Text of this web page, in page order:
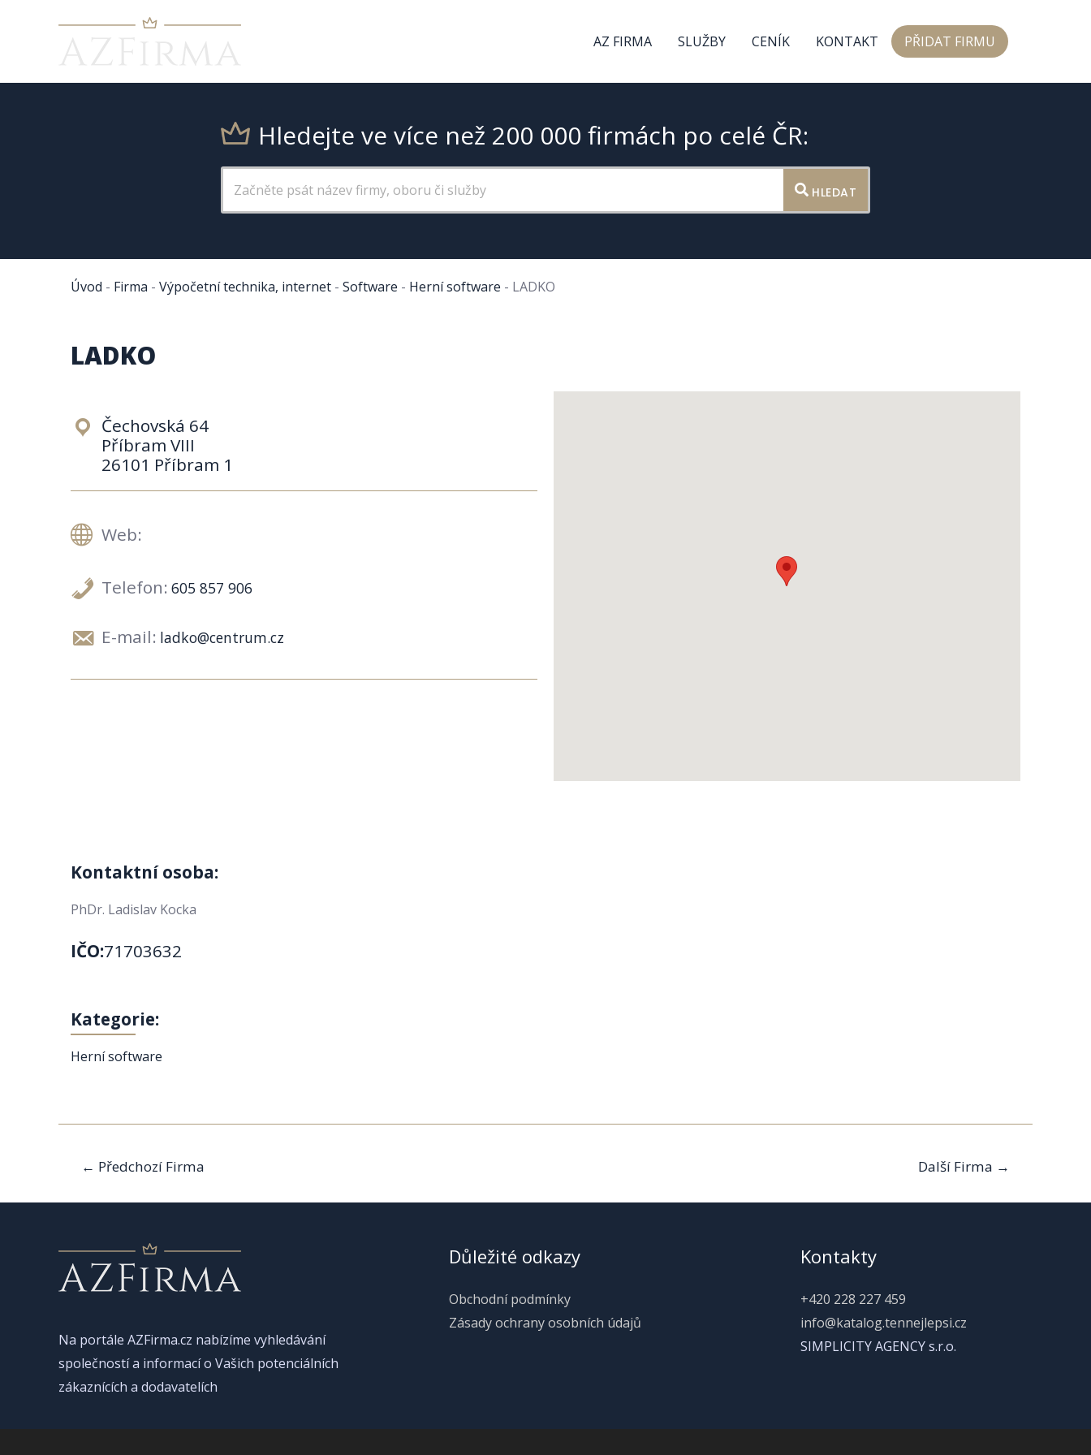
AZ FIRMA SLUŽBY CENÍK KONTAKT PŘIDAT FIRMU
Hledejte ve více než 200 000 firmách po celé ČR:
HLEDAT
Úvod - Firma - Výpočetní technika, internet - Software - Herní software - LADKO
LADKO
Čechovská 64
Příbram VIII
26101 Příbram 1
Web:
Telefon: 605 857 906
E-mail: ladko@centrum.cz
Kontaktní osoba:
PhDr. Ladislav Kocka
IČO:71703632
Kategorie:
Herní software
Navigace
pro
příspěvek
← Předchozí Firma Další Firma →
Na portále AZFirma.cz nabízíme vyhledávání
společností a informací o Vašich potenciálních
zákaznících a dodavatelích
Důležité odkazy
Obchodní podmínky
Zásady ochrany osobních údajů
Kontakty
+420 228 227 459
info@katalog.tennejlepsi.cz
SIMPLICITY AGENCY s.r.o.